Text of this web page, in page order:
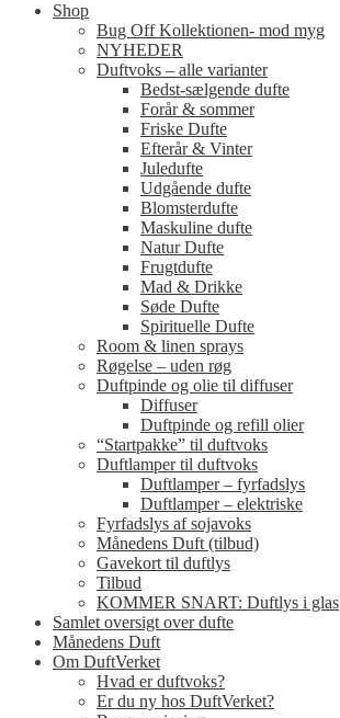
Shop
Bug Off Kollektionen- mod myg
NYHEDER
Duftvoks – alle varianter
Bedst-sælgende dufte
Forår & sommer
Friske Dufte
Efterår & Vinter
Juledufte
Udgående dufte
Blomsterdufte
Maskuline dufte
Natur Dufte
Frugtdufte
Mad & Drikke
Søde Dufte
Spirituelle Dufte
Room & linen sprays
Røgelse – uden røg
Duftpinde og olie til diffuser
Diffuser
Duftpinde og refill olier
“Startpakke” til duftvoks
Duftlamper til duftvoks
Duftlamper – fyrfadslys
Duftlamper – elektriske
Fyrfadslys af sojavoks
Månedens Duft (tilbud)
Gavekort til duftlys
Tilbud
KOMMER SNART: Duftlys i glas
Samlet oversigt over dufte
Månedens Duft
Om DuftVerket
Hvad er duftvoks?
Er du ny hos DuftVerket?